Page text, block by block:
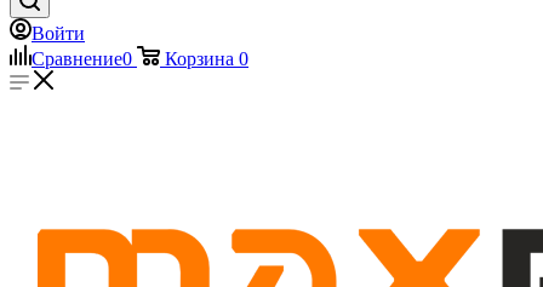
Войти
Сравнение0 Корзина 0